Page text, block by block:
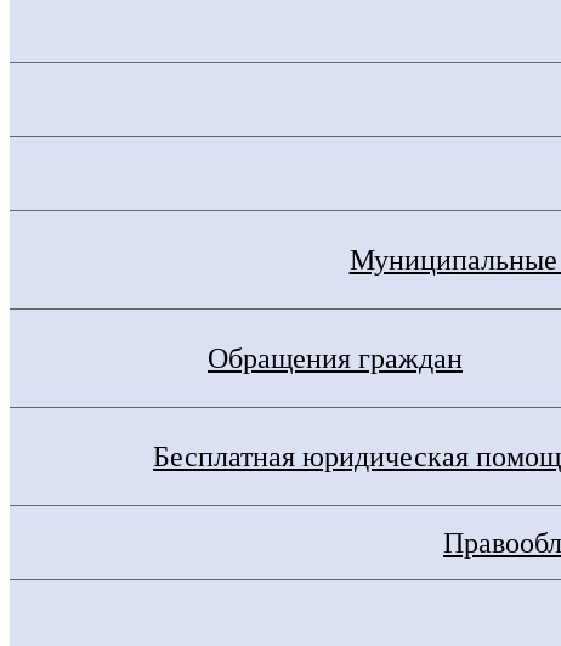
Муниципальные
Обращения граждан
Бесплатная юридическая